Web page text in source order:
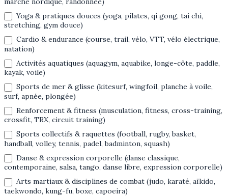
Yoga & pratiques douces (yoga, pilates, qi gong, tai chi,
stretching, gym douce)
Cardio & endurance (course, trail, vélo, VTT, vélo électrique,
natation)
Activités aquatiques (aquagym, aquabike, longe-côte, paddle,
kayak, voile)
Sports de mer & glisse (kitesurf, wingfoil, planche à voile,
surf, apnée, plongée)
Renforcement & fitness (musculation, fitness, cross-training,
crossfit, TRX, circuit training)
Sports collectifs & raquettes (football, rugby, basket,
handball, volley, tennis, padel, badminton, squash)
Danse & expression corporelle (danse classique,
contemporaine, salsa, tango, danse libre, expression corporelle)
Arts martiaux & disciplines de combat (judo, karaté, aïkido,
taekwondo, kung-fu, boxe, capoeira)